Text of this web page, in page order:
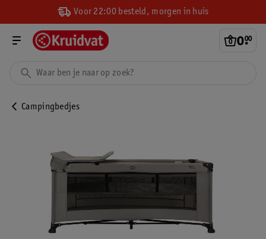
Voor 22:00 besteld, morgen in huis
0.
00
Campingbedjes